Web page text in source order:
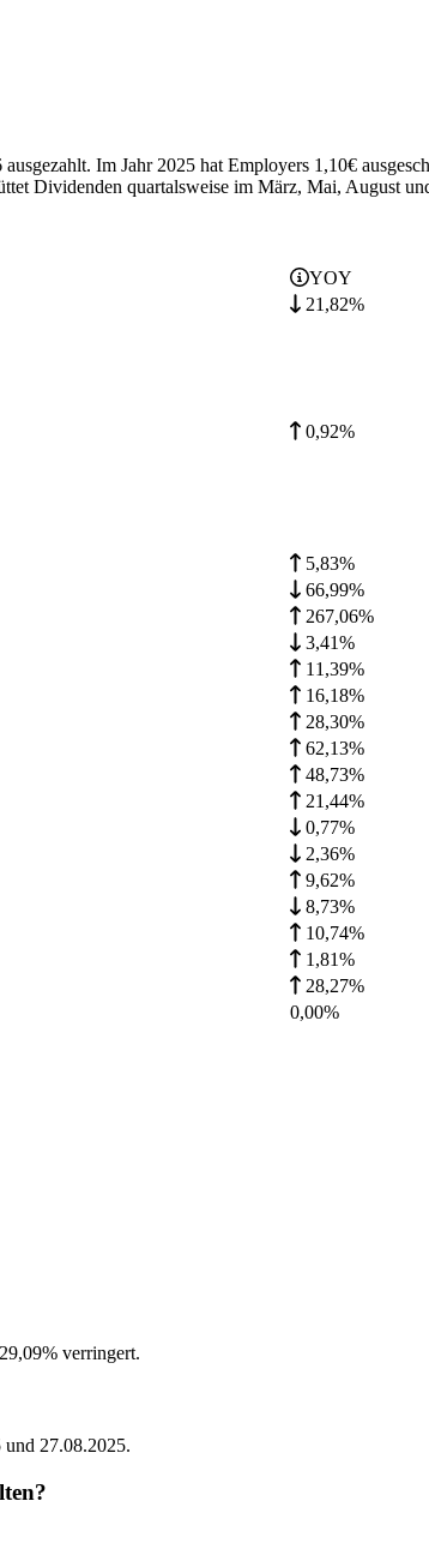
Im Jahr 2025 hat Employers 1,10€
Dividenden quartalsweise im März, Mai, August
YOY
21,82%
0,92%
5,83%
66,99%
267,06%
3,41%
11,39%
16,18%
28,30%
62,13%
48,73%
21,44%
0,77%
2,36%
9,62%
8,73%
10,74%
1,81%
28,27%
0,00%
verringert.
27.08.2025.